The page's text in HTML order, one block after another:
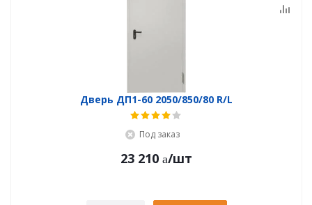
Дверь ДП1-60 2050/850/80 R/L
Под заказ
23 210 /шт